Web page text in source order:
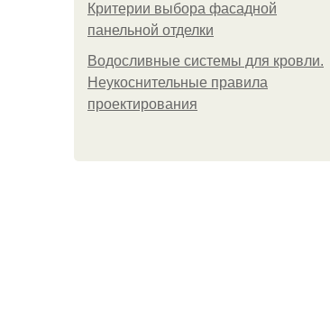
Критерии выбора фасадной
панельной отделки
Водосливные системы для кровли.
Неукоснительные правила
проектирования